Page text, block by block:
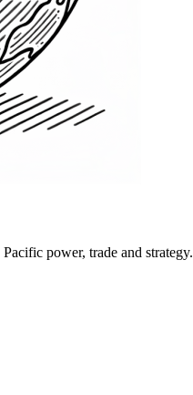
power, trade and strategy.